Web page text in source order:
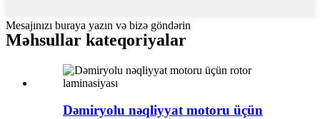
Mesajınızı buraya yazın və bizə göndərin
Məhsullar kateqoriyalar
Dəmiryolu nəqliyyat motoru üçün